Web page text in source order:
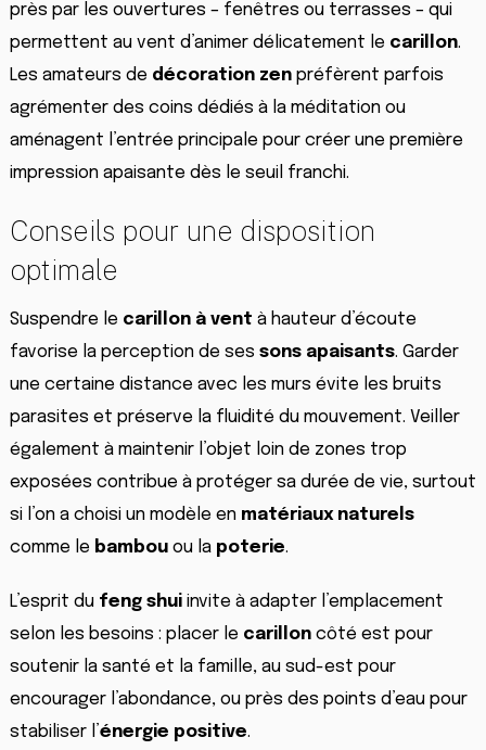
près par les ouvertures – fenêtres ou terrasses – qui
permettent au vent d’animer délicatement le carillon.
Les amateurs de décoration zenpréfèrent parfois
agrémenter des coins dédiés à la méditation ou
aménagent l’entrée principale pour créer une première
impression apaisante dès le seuil franchi.
Conseils pour une disposition
optimale
Suspendre le carillon à vent à hauteur d’écoute
favorise la perception de ses sons apaisants. Garder
une certaine distance avec les murs évite les bruits
parasites et préserve la fluidité du mouvement. Veiller
également à maintenir l’objet loin de zones trop
exposées contribue à protéger sa durée de vie, surtout
si l’on a choisi un modèle en matériaux naturels
comme le bambouou la poterie.
L’esprit du feng shuiinvite à adapter l’emplacement
selon les besoins : placer le carilloncôté est pour
soutenir la santé et la famille, au sud-est pour
encourager l’abondance, ou près des points d’eau pour
stabiliser l’énergie positive.